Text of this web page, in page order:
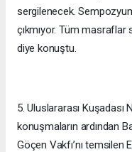
sergilenecek.
çıkmıyor. Tüm masraflar
diye konuştu.
5. Uluslararası
konuşmaların ardından
Göçen Vakfı’nı